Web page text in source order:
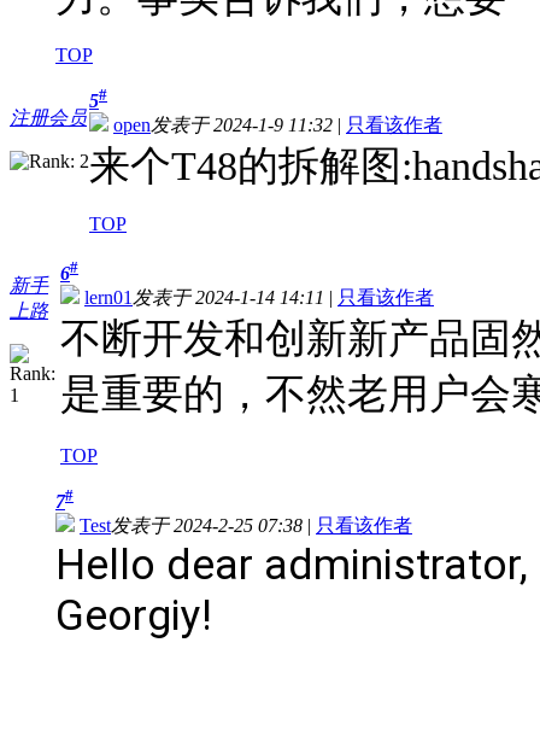
TOP
注册会员
5#
open发表于 2024-1-9 11:32 | 只看该作者
来个T48的拆解图
TOP
新手
上路
6#
lern01 发表于 2024-1-14 14:11 | 只看该作者
不断开发和创新新产品固
是重要的，不然老用户会
TOP
7#
Test发表于 2024-2-25 07:38 | 只看该作者
Hello dear
Georgiy!